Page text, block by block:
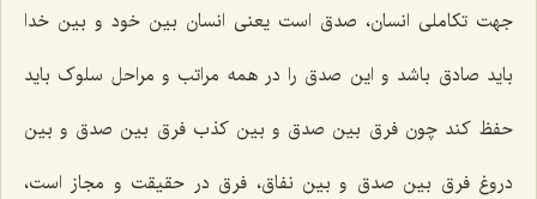
جهت تکاملی انسان، صدق است یعنی انسان بین خود و بین خدا
باید صادق باشد و این صدق را در همه مراتب و مراحل سلوک باید
حفظ کند چون فرق بین صدق و بین کذب فرق بین صدق و بین
دروغ فرق بین صدق و بین نفاق، فرق در حقیقت و مجاز است،